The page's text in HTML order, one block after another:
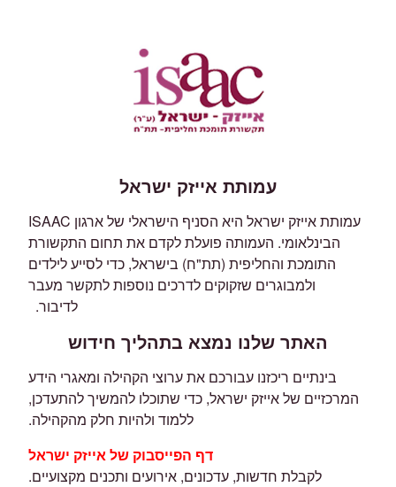
עמותת אייזק ישראל
עמותת אייזק ישראל היא הסניף הישראלי של ארגון ISAAC
הבינלאומי. העמותה פועלת לקדם את תחום התקשורת
התומכת והחליפית (תת"ח) בישראל, כדי לסייע לילדים
ולמבוגרים שזקוקים לדרכים נוספות לתקשר מעבר
לדיבור.
האתר שלנו נמצא בתהליך חידוש
בינתיים ריכזנו עבורכם את ערוצי הקהילה ומאגרי הידע
המרכזיים של אייזק ישראל, כדי שתוכלו להמשיך להתעדכן,
ללמוד ולהיות חלק מהקהילה.
דף הפייסבוק של אייזק ישראל
לקבלת חדשות, עדכונים, אירועים ותכנים מקצועיים.